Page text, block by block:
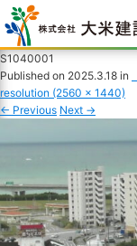
S1040001
Published on 2025.3.18 in
resolution (2560 × 1440)
← Previous Next →